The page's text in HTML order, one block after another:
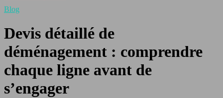
Blog
Devis détaillé de
déménagement : comprendre
chaque ligne avant de
s’engager